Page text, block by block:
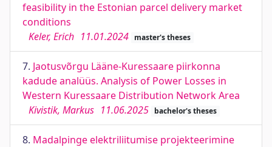
feasibility in the Estonian parcel delivery market
conditions
Keler, Erich 11.01.2024 master's theses
7. Jaotusvõrgu Lääne-Kuressaare piirkonna
kadude analüüs. Analysis of Power Losses in
Western Kuressaare Distribution Network Area
Kivistik, Markus 11.06.2025 bachelor's theses
8. Madalpinge elektriliitumise projekteerimine